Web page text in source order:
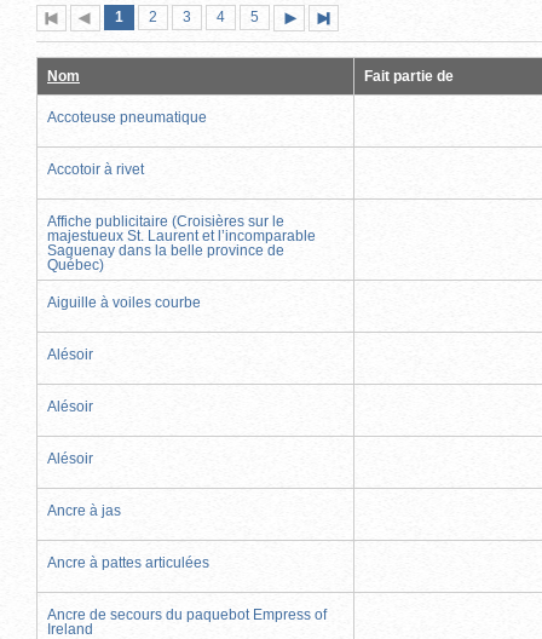
Première
page
Page
précédente
Page
1 (page
actuelle)
Page
2 Page
3 Page
4 Page
5
suivante
page
Nom Fait partie de
Accoteuse pneumatique
Accotoir à rivet
Affiche publicitaire (Croisières sur le
majestueux St. Laurent et l’incomparable
Saguenay dans la belle province de
Québec)
Aiguille à voiles courbe
Alésoir
Alésoir
Alésoir
Ancre à jas
Ancre à pattes articulées
Ancre de secours du paquebot Empress of
Ireland